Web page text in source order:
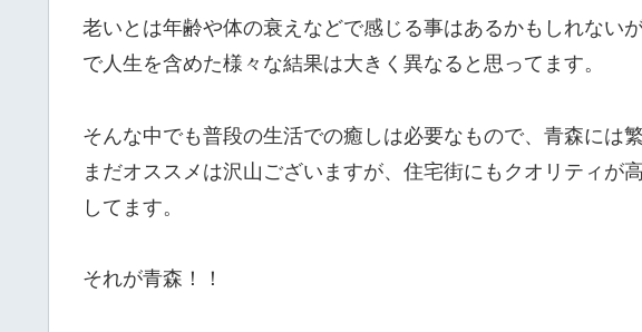
老いとは年齢や体の衰えなどで感じる事はあるかもしれない
で人生を含めた様々な結果は大きく異なると思ってます。
そんな中でも普段の生活での癒しは必要なもので、青森には
まだオススメは沢山ございますが、住宅街にもクオリティが
してます。
それが青森！！